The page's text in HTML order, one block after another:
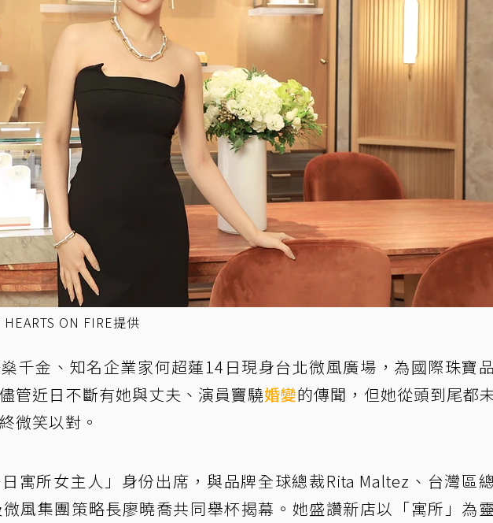
ON FIRE提供
千金、知名企業家何超蓮14日現身台北微風廣場，為國際珠寶
管近日不斷有她與丈夫、演員竇驍婚變的傳聞，但她從頭到尾都
微笑以對。
寓所女主人」身份出席，與品牌全球總裁Rita Maltez、台灣區
風集團策略長廖曉喬共同舉杯揭幕。她盛讚新店以「寓所」為